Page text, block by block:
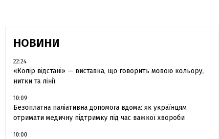
НОВИНИ
22:24
«Колір відстані» — виставка, що говорить мовою кольору,
нитки та лінії
10:09
Безоплатна паліативна допомога вдома: як українцям
отримати медичну підтримку під час важкої хвороби
10:00